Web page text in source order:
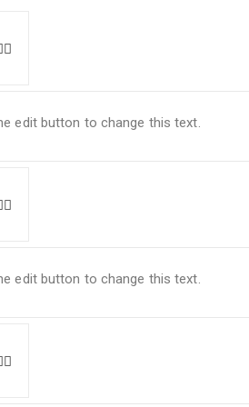
edit button to change this text.
edit button to change this text.